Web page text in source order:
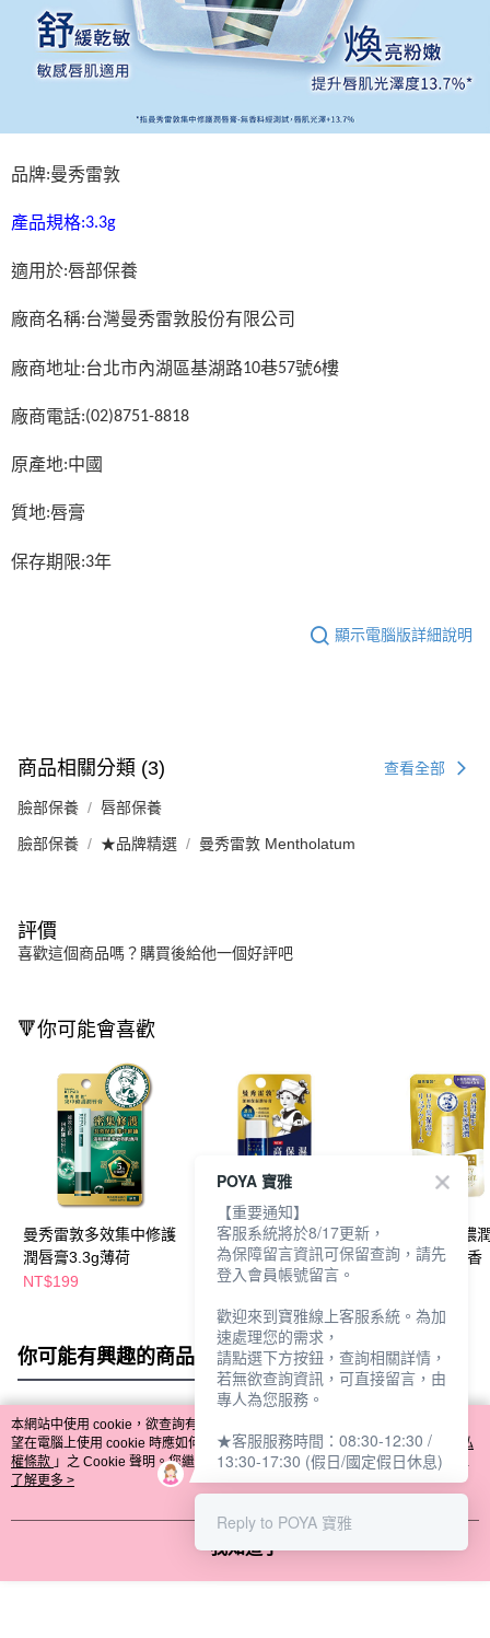
品牌:曼秀雷敦
產品規格:3.3g
適用於:唇部保養
廠商名稱:台灣曼秀雷敦股份有限公司
廠商地址:台北市內湖區基湖路10巷57號6樓
廠商電話:(02)8751-8818
原產地:中國
質地:唇膏
保存期限:3年
顯示電腦版詳細說明
商品相關分類 (3) 查看全部
臉部保養 唇部保養
臉部保養 ★品牌精選 曼秀雷敦 Mentholatum
評價
喜歡這個商品嗎？購買後給他一個好評吧
🔻你可能會喜歡
曼秀雷敦多效集中修護
潤唇膏3.3g薄荷
NT$199
曼秀雷敦深層保濕潤唇
膏-無香料 4.5g
NT$159
曼秀雷敦頂級濃
潤唇膏3.3g-無香
你可能有興趣的商品 全站排行
熱門標籤
本網站中使用 cookie，欲查詢有關本網站使用 cookie 方式之詳情，及若您不希
望在電腦上使用 cookie 時應如何變更電腦的 cookie 設定，請參閱本網站「
隱私
權條款 」之 Cookie 聲明。您繼續使用本網站即表示您同意本公司得按本網站使
用條款之 Cookie 聲明使用 cookie。
了解更多 >
我知道了
POYA 寶雅
【重要通知】
客服系統將於8/17更新，
為保障留言資訊可保留查詢，請先
登入會員帳號留言。
歡迎來到寶雅線上客服系統。為加
速處理您的需求，
請點選下方按鈕，查詢相關詳情，
若無欲查詢資訊，可直接留言，由
專人為您服務。
★客服服務時間：08:30-12:30 /
13:30-17:30 (假日/國定假日休息)
Reply to POYA 寶雅